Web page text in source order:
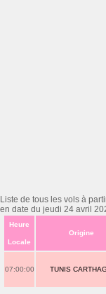
Liste de tous les vols à
en date du jeudi 24 avril
Heure
Locale
Origine
07:00:00 TUNIS